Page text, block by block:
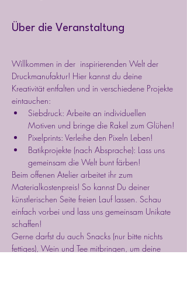
Über die Veranstaltung
Willkommen in der  inspirierenden Welt der
Druckmanufaktur! Hier kannst du deine
Kreativität entfalten und in verschiedene Projekte
eintauchen:
Siebdruck: Arbeite an individuellen
Motiven und bringe die Rakel zum Glühen!
Pixelprints: Verleihe den Pixeln Leben!
Batikprojekte (nach Absprache): Lass uns
gemeinsam die Welt bunt färben!
Beim offenen Atelier arbeitet ihr zum
Materialkostenpreis! So kannst Du deiner
künstlerischen Seite freien Lauf lassen. Schau
einfach vorbei und lass uns gemeinsam Unikate
schaffen!
Gerne darfst du auch Snacks (nur bitte nichts
fettiges), Wein und Tee mitbringen, um deine